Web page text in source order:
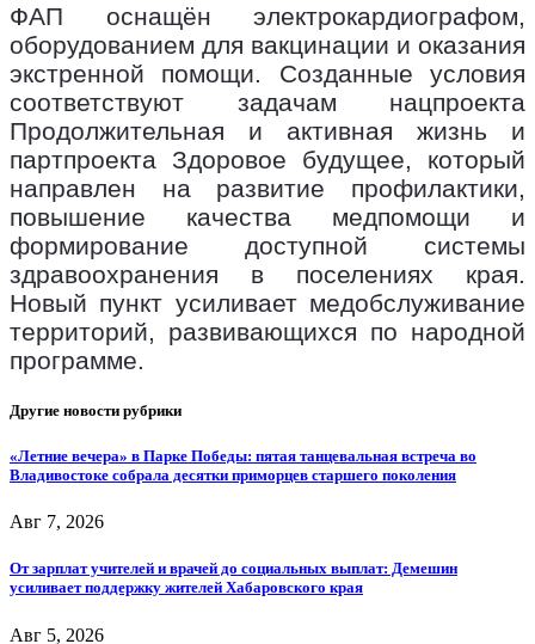
ФАП оснащён электрокардиографом,
оборудованием для вакцинации и оказания
экстренной помощи. Созданные условия
соответствуют задачам нацпроекта
Продолжительная и активная жизнь и
партпроекта Здоровое будущее, который
направлен на развитие профилактики,
повышение качества медпомощи и
формирование доступной системы
здравоохранения в поселениях края.
Новый пункт усиливает медобслуживание
территорий, развивающихся по народной
программе.
Другие новости рубрики
«Летние вечера» в Парке Победы: пятая танцевальная встреча во
Владивостоке собрала десятки приморцев старшего поколения
Авг 7, 2026
От зарплат учителей и врачей до социальных выплат: Демешин
усиливает поддержку жителей Хабаровского края
Авг 5, 2026